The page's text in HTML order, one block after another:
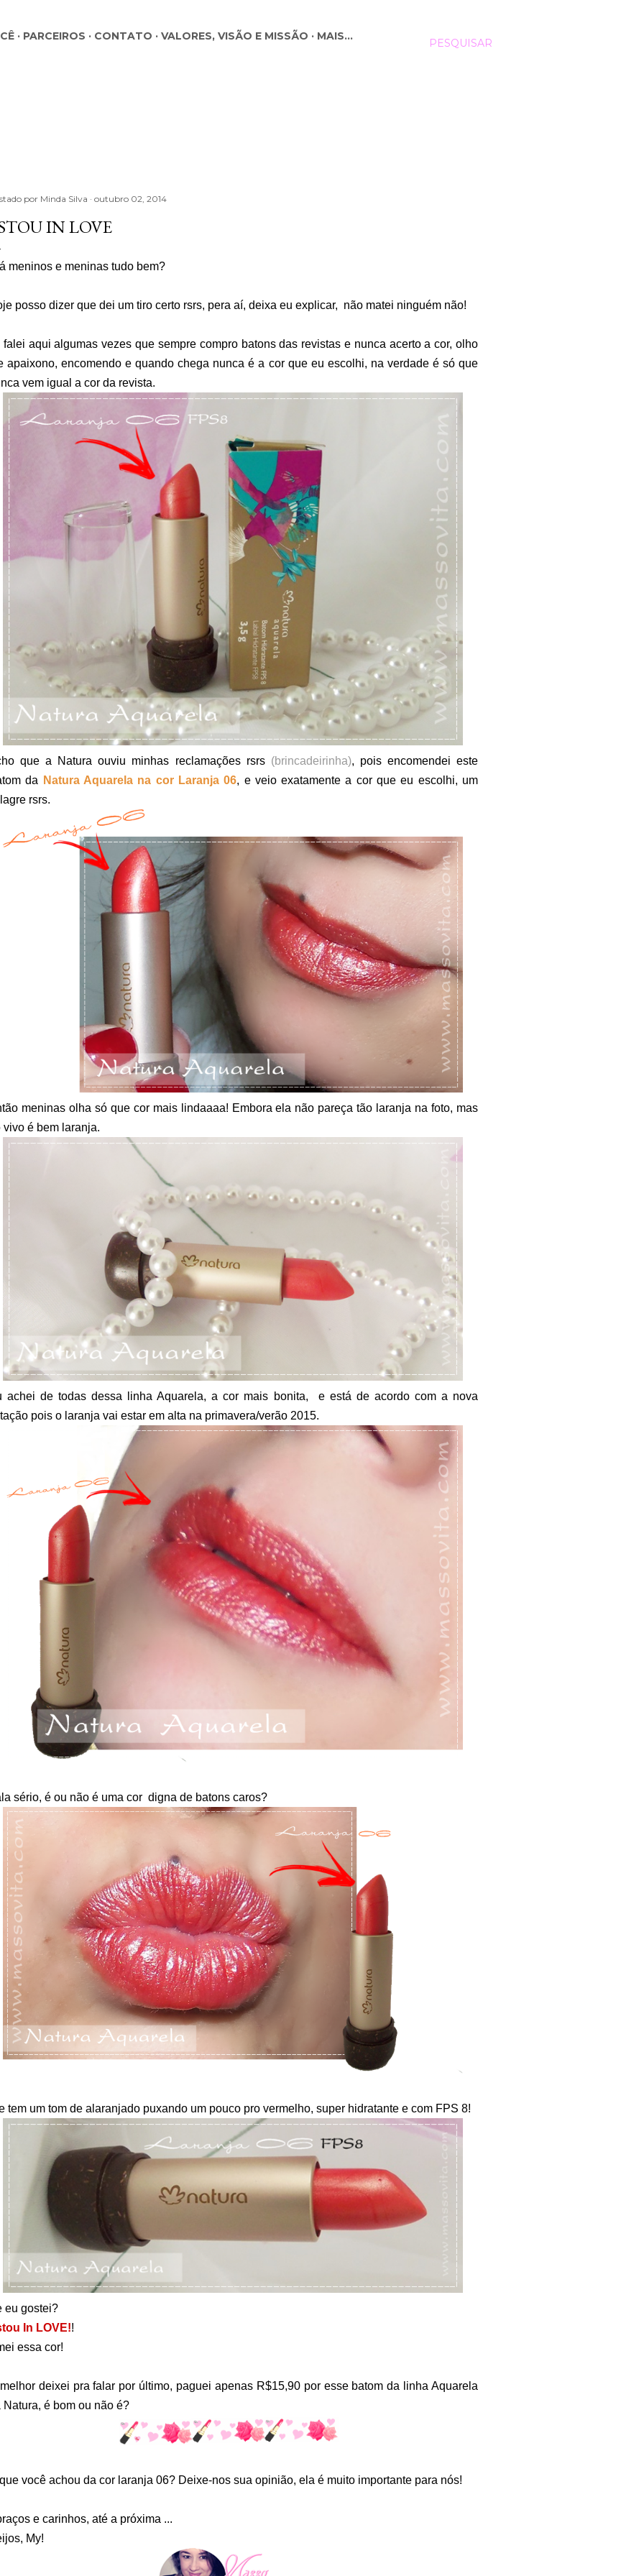
PESQUISAR
PARCEIROS CONTATO VALORES, VISÃO E MISSÃO MAIS…
por Minda Silva outubro 02, 2014
IN LOVE
meninos e meninas tudo bem?
posso dizer que dei um tiro certo rsrs, pera aí, deixa eu explicar, não matei ninguém não!
falei aqui algumas vezes que sempre compro batons das revistas e nunca acerto a cor, olho
apaixono, encomendo e quando chega nunca é a cor que eu escolhi, na verdade é só que
vem igual a cor da revista.
que a Natura ouviu minhas reclamações rsrs (brincadeirinha), pois encomendei este
da
Natura Aquarela na cor Laranja 06, e veio exatamente a cor que eu escolhi, um
rsrs.
meninas olha só que cor mais lindaaaa! Embora ela não pareça tão laranja na foto, mas
vivo é bem laranja.
achei de todas dessa linha Aquarela, a cor mais bonita, e está de acordo com a nova
pois o laranja vai estar em alta na primavera/verão 2015.
sério, é ou não é uma cor digna de batons caros?
tem um tom de alaranjado puxando um pouco pro vermelho, super hidratante e com FPS 8!
eu gostei?
In LOVE!!
essa cor!
deixei pra falar por último, paguei apenas R$15,90 por esse batom da linha Aquarela
Natura, é bom ou não é?
você achou da cor laranja 06? Deixe-nos sua opinião, ela é muito importante para nós!
e carinhos, até a próxima ...
My!